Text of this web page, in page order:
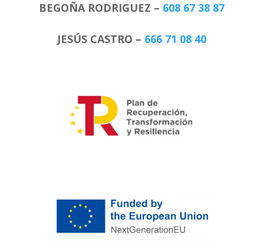
BEGOÑA RODRIGUEZ – 608 67 38 87
JESÚS CASTRO – 666 71 08 40